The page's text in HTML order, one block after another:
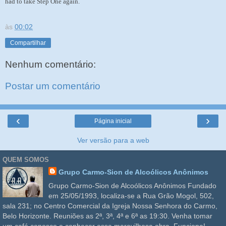
às 00:02
Compartilhar
Nenhum comentário:
Postar um comentário
‹ ›
Página inicial
Ver versão para a web
QUEM SOMOS
Grupo Carmo-Sion de Alcoólicos Anônimos
Grupo Carmo-Sion de Alcoólicos Anônimos Fundado
em 25/05/1993, localiza-se a Rua Grão Mogol, 502,
sala 231; no Centro Comercial da Igreja Nossa Senhora do Carmo,
Belo Horizonte. Reuniões as 2ª, 3ª, 4ª e 6ª as 19:30. Venha tomar